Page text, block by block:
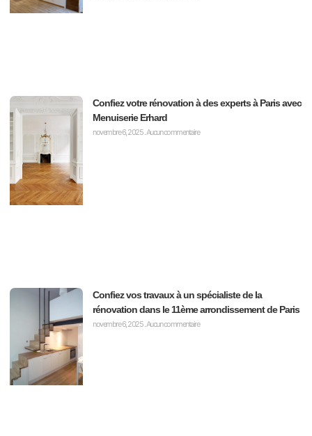
Confiez votre rénovation à des experts à Paris avec
Menuiserie Erhard
novembre 6, 2025 Aucun commentaire
Confiez vos travaux à un spécialiste de la
rénovation dans le 11ème arrondissement de Paris
novembre 6, 2025Aucun commentaire